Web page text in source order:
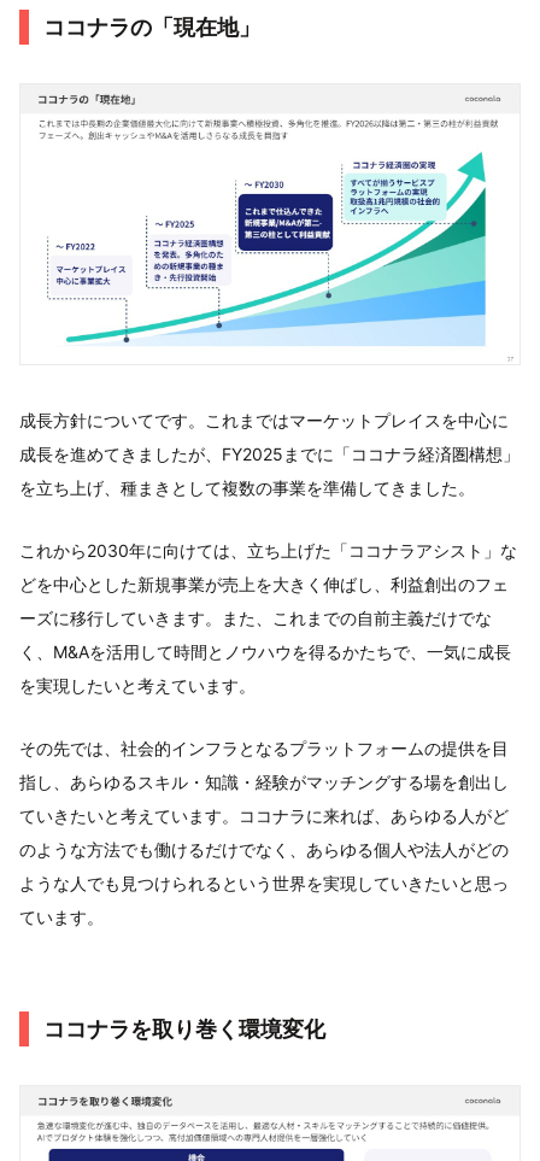
ココナラの「現在地」
成長方針についてです。これまではマーケットプレイスを中心に
成長を進めてきましたが、FY2025までに「ココナラ経済圏構想」
を立ち上げ、種まきとして複数の事業を準備してきました。
これから2030年に向けては、立ち上げた「ココナラアシスト」な
どを中心とした新規事業が売上を大きく伸ばし、利益創出のフェ
ーズに移行していきます。また、これまでの自前主義だけでな
く、M&Aを活用して時間とノウハウを得るかたちで、一気に成長
を実現したいと考えています。
その先では、社会的インフラとなるプラットフォームの提供を目
指し、あらゆるスキル・知識・経験がマッチングする場を創出し
ていきたいと考えています。ココナラに来れば、あらゆる人がど
のような方法でも働けるだけでなく、あらゆる個人や法人がどの
ような人でも見つけられるという世界を実現していきたいと思っ
ています。
ココナラを取り巻く環境変化